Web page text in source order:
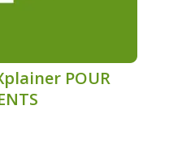
POUR